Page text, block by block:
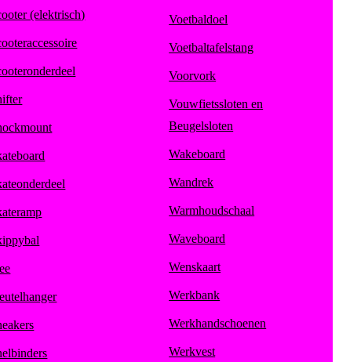
(elektrisch) Voetbaldoel
Voetbaltafelstang
Voorvork
Vouwfietssloten en
Beugelsloten
Wakeboard
Wandrek
Warmhoudschaal
Waveboard
Wenskaart
Werkbank
Werkhandschoenen
Werkvest